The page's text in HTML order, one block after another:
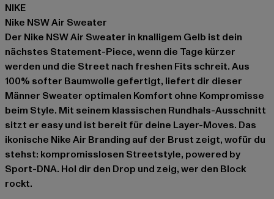
NIKE
Nike NSW Air Sweater
Der Nike NSW Air Sweater in knalligem Gelb ist dein
nächstes Statement-Piece, wenn die Tage kürzer
werden und die Street nach freshen Fits schreit. Aus
100% softer Baumwolle gefertigt, liefert dir dieser
Männer Sweater optimalen Komfort ohne Kompromisse
beim Style. Mit seinem klassischen Rundhals-Ausschnitt
sitzt er easy und ist bereit für deine Layer-Moves. Das
ikonische Nike Air Branding auf der Brust zeigt, wofür du
stehst: kompromisslosen Streetstyle, powered by
Sport-DNA. Hol dir den Drop und zeig, wer den Block
rockt.